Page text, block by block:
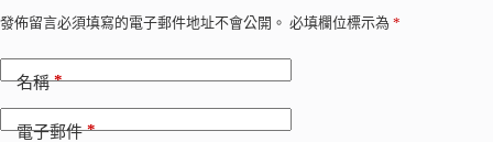
發佈留言必須填寫的電子郵件地址不會公開。 必填欄位標示為 *
名稱*
電子郵件*